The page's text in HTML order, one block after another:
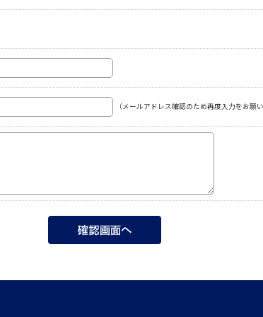
（メールアドレス確認のため再度入力をお願